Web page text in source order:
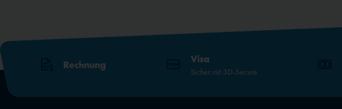
Rechnung Visa
Sicher mit 3D-Secure